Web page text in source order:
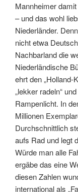
Mannheimer
– und das wohl
Niederländer.
nicht etwa
Nachbarland die
Niederländische
ehrt den „Holland-
„lekker radeln“
Rampenlicht. In
Millionen
Durchschnittlich
aufs Rad und legt
Würde man alle
ergäbe das eine
diesen Zahlen
international als